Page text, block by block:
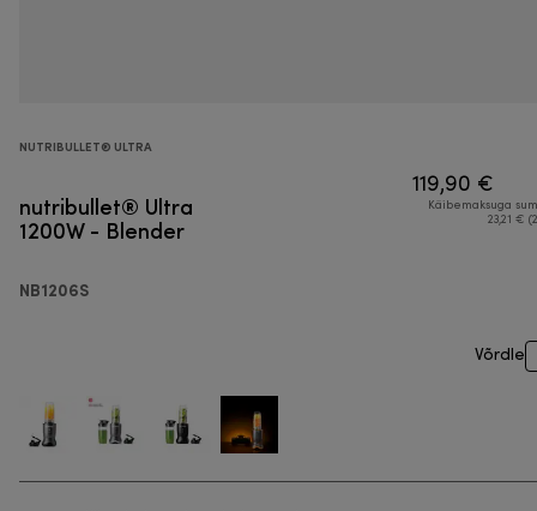
NUTRIBULLET® ULTRA
nutribullet® Ultra
1200W - Blender
NB1206S
119,90 €
Käibemaksuga
23,21 €
Võrdle